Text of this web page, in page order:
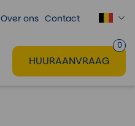
Over ons Contact
0
HUURAANVRAAG